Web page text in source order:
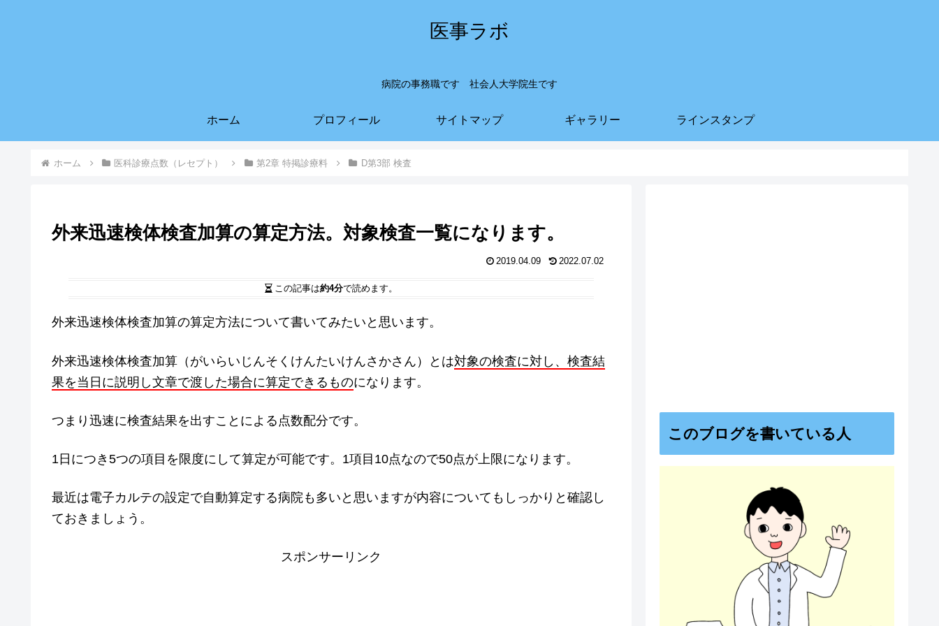
医事ラボ
病院の事務職です 社会人大学院生です
ホーム プロフィール サイトマップ ギャラリー ラインスタンプ
ホーム 医科診療点数（レセプト） 第2章 特掲診療料 D第3部 検査
外来迅速検体検査加算の算定方法。対象検査一覧になります。
2019.04.09 2022.07.02
この記事は約4分で読めます。
外来迅速検体検査加算の算定方法について書いてみたいと思います。
外来迅速検体検査加算（がいらいじんそくけんたいけんさかさん）とは対象の検査に対し、検査結
果を当日に説明し文章で渡した場合に算定できるものになります。
つまり迅速に検査結果を出すことによる点数配分です。
1日につき5つの項目を限度にして算定が可能です。1項目10点なので50点が上限になります。
最近は電子カルテの設定で自動算定する病院も多いと思いますが内容についてもしっかりと確認し
ておきましょう。
スポンサーリンク
このブログを書いている人